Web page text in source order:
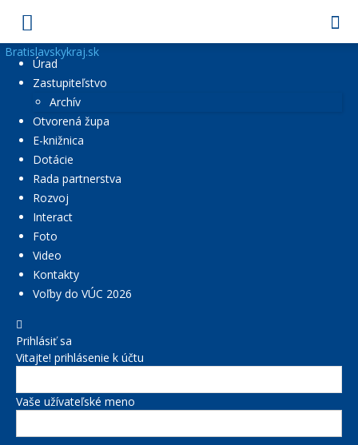
Bratislavskykraj.sk
Úrad
Zastupiteľstvo
Archív
Otvorená župa
E-knižnica
Dotácie
Rada partnerstva
Rozvoj
Interact
Foto
Video
Kontakty
Voľby do VÚC 2026
Prihlásiť sa
Vitajte! prihlásenie k účtu
Vaše užívateľské meno